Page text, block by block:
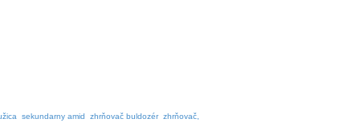
sekundarny amid zhrňovač buldozér zhrňovač,